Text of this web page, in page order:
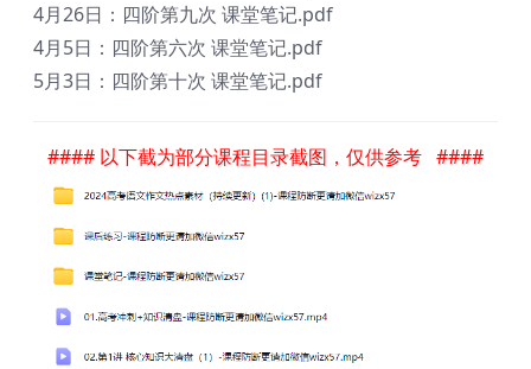
4月26日：四阶第九次 课堂笔记.pdf
4月5日：四阶第六次 课堂笔记.pdf
5月3日：四阶第十次 课堂笔记.pdf
#### 以下截为部分课程目录截图，仅供参考 ####